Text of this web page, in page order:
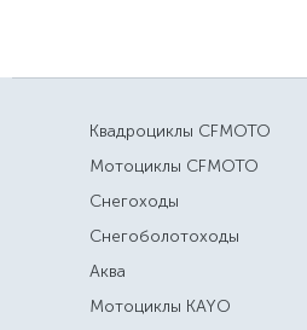
Квадроциклы CFMOTO
Мотоциклы CFMOTO
Снегоходы
Снегоболотоходы
Аква
Мотоциклы KAYO